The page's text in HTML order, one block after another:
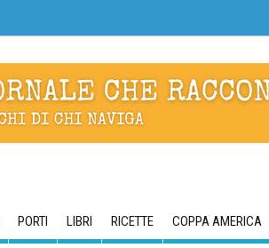
PORTI LIBRI RICETTE COPPA AMERICA